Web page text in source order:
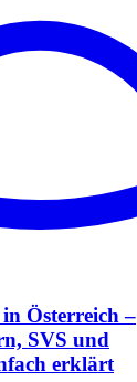
Österreich –
SVS und
erklärt